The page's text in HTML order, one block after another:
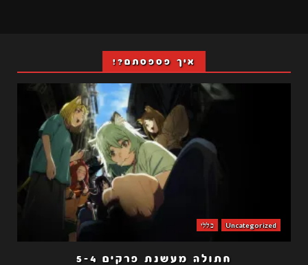
איך פספסתם?!
Uncategorized כללי
חתולה מעשנת פרקים 5-4